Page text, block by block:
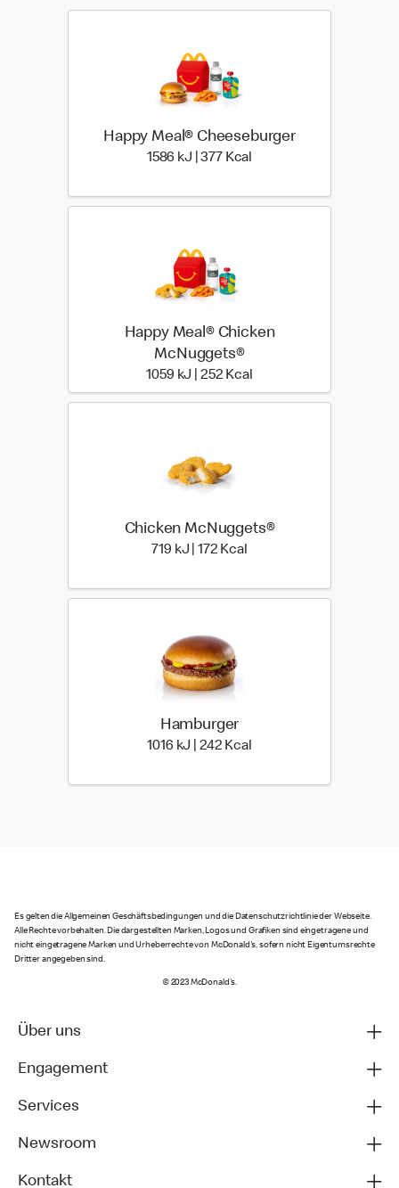
Happy Meal® Cheeseburger
1586 kJ | 377 Kcal
Happy Meal® Chicken
McNuggets®
1059 kJ | 252 Kcal
Chicken McNuggets®
719 kJ | 172 Kcal
Hamburger
1016 kJ | 242 Kcal
Es gelten die Allgemeinen Geschäftsbedingungen und die Datenschutzrichtlinie der Webseite.
Alle Rechte vorbehalten. Die dargestellten Marken, Logos und Grafiken sind eingetragene und
nicht eingetragene Marken und Urheberrechte von McDonald's, sofern nicht Eigentumsrechte
Dritter angegeben sind.
© 2023 McDonald's.
Über uns
Engagement
Services
Newsroom
Kontakt